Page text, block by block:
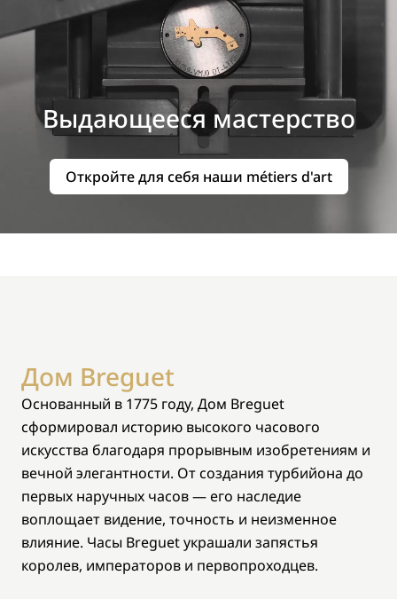
Выдающееся мастерство
Откройте для себя наши métiers d'art
Дом Breguet
Основанный в 1775 году, Дом Breguet
сформировал историю высокого часового
искусства благодаря прорывным изобретениям и
вечной элегантности. От создания турбийона до
первых наручных часов — его наследие
воплощает видение, точность и неизменное
влияние. Часы Breguet украшали запястья
королев, императоров и первопроходцев.